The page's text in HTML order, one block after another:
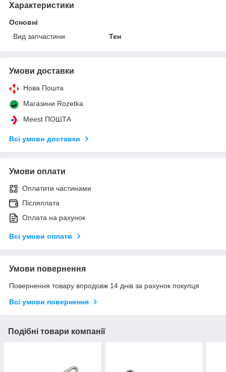
Характеристики
Основні
Вид запчастини
Тен
Умови доставки
Нова Пошта
Магазини Rozetka
Meest ПОШТА
Всі умови доставки
Умови оплати
Оплатити частинами
Післяплата
Оплата на рахунок
Всі умови оплати
Умови повернення
Повернення товару впродовж 14 днів за рахунок покупця
Всі умови повернення
Подібні товари компанії